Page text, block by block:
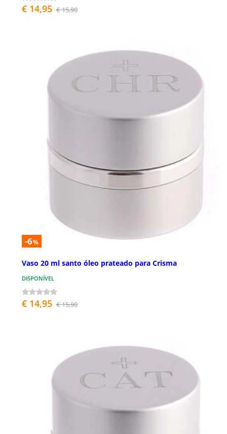
€ 14,95 € 15,90
-6%
Vaso 20 ml santo óleo prateado para Crisma
DISPONÍVEL
€ 14,95 € 15,90